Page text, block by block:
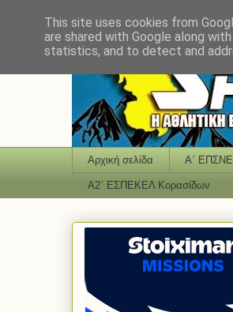
Αρχική σελίδα Α΄ ΕΠΣΝΕ
Α2΄ ΕΣΠΕΚΕΛ Κορασίδων
This site uses cookies from
are shared with Google along
statistics, and to detect and